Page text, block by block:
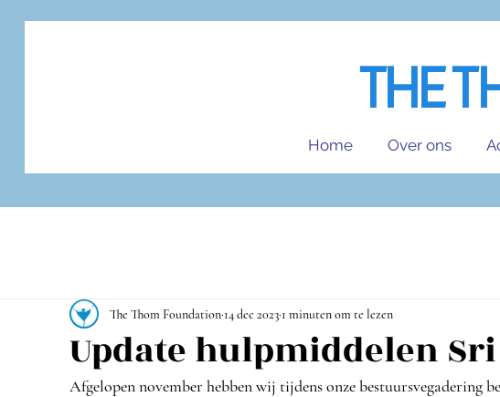
Update hulpmiddelen
The Thom Foundation 14 dec 2023 1 minuten om te lezen
Afgelopen november hebben wij tijdens onze bestuursvegadering
THE
Home Over ons